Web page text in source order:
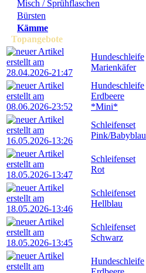
Misch / Sprühflaschen
Bürsten
Kämme
Topangebote
Hundeschleife
Marienkäfer
Hundeschleife
Erdbeere
*Mini*
Schleifenset
Pink/Babyblau
Schleifenset
Rot
Schleifenset
Hellblau
Schleifenset
Schwarz
Hundeschleife